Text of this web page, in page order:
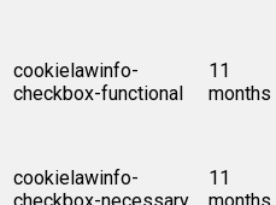
cookielawinfo-
checkbox-functional
11
months
cookielawinfo-
11